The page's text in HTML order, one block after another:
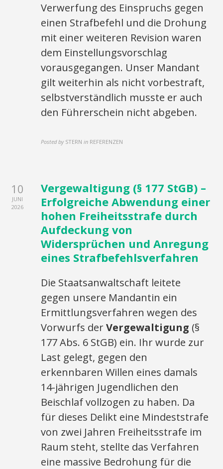
Verwerfung des Einspruchs gegen
einen Strafbefehl und die Drohung
mit einer weiteren Revision waren
dem Einstellungsvorschlag
vorausgegangen. Unser Mandant
gilt weiterhin als nicht vorbestraft,
selbstverständlich musste er auch
den Führerschein nicht abgeben.
Posted by STERN in REFERENZEN
10
JUNI
2026
Vergewaltigung (§ 177 StGB) –
Erfolgreiche Abwendung einer
hohen Freiheitsstrafe durch
Aufdeckung von
Widersprüchen und Anregung
eines Strafbefehlsverfahren
Die Staatsanwaltschaft leitete
gegen unsere Mandantin ein
Ermittlungsverfahren wegen des
Vorwurfs derVergewaltigung (§
177 Abs. 6 StGB) ein. Ihr wurde zur
Last gelegt, gegen den
erkennbaren Willen eines damals
14-jährigen Jugendlichen den
Beischlaf vollzogen zu haben. Da
für dieses Delikt eine Mindeststrafe
von zwei Jahren Freiheitsstrafe im
Raum steht, stellte das Verfahren
eine massive Bedrohung für die